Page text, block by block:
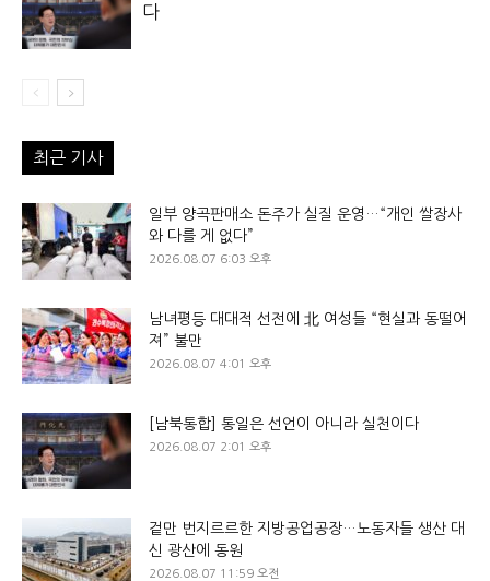
다
최근 기사
일부 양곡판매소 돈주가 실질 운영…“개인 쌀장사
와 다를 게 없다”
2026.08.07 6:03 오후
남녀평등 대대적 선전에 北 여성들 “현실과 동떨어
져” 불만
2026.08.07 4:01 오후
[남북통합] 통일은 선언이 아니라 실천이다
2026.08.07 2:01 오후
겉만 번지르르한 지방공업공장…노동자들 생산 대
신 광산에 동원
2026.08.07 11:59 오전